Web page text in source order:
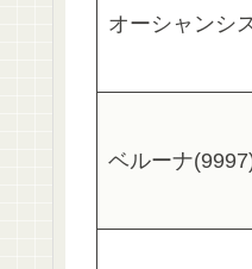
オーシャンシ
ベルーナ